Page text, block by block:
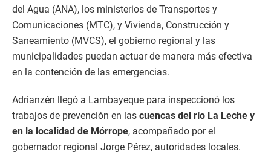
del Agua (ANA), los ministerios de Transportes y
Comunicaciones (MTC), y Vivienda, Construcción y
Saneamiento (MVCS), el gobierno regional y las
municipalidades puedan actuar de manera más efectiva
en la contención de las emergencias.
Adrianzén llegó a Lambayeque para inspeccionó los
trabajos de prevención en las cuencas del río La Leche y
en la localidad de Mórrope, acompañado por el
gobernador regional Jorge Pérez, autoridades locales.